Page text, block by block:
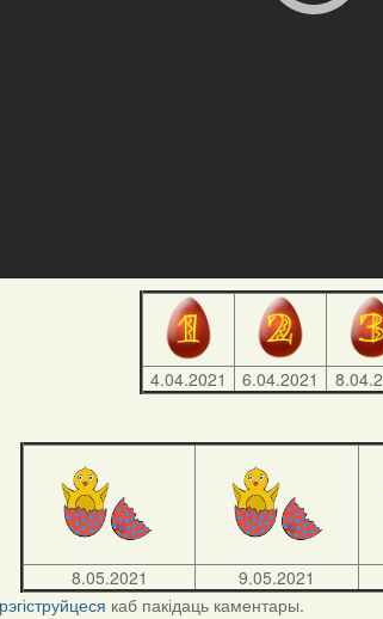
4.04.2021 6.04.2021
8.05.2021 9.05.2021
каб пакідаць каментары.